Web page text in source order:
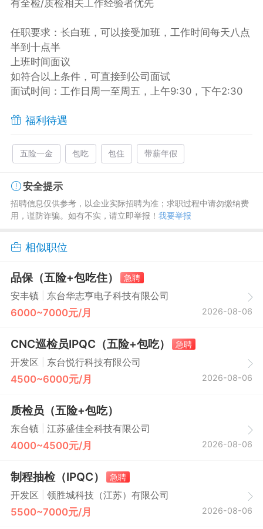
有全检/质检相关工作经验者优先
任职要求：长白班，可以接受加班，工作时间每天八点
半到十点半
上班时间面议
如符合以上条件，可直接到公司面试
面试时间：工作日周一至周五，上午9:30，下午2:30
福利待遇
五险一金 包吃 包住 带薪年假
安全提示
招聘信息仅供参考，以企业实际招聘为准；求职过程中请勿缴纳费
用，谨防诈骗。如有不实，请立即举报！ 我要举报
相似职位
品保（五险+包吃住）
急聘
安丰镇
东台华志亨电子科技有限公司
6000~7000元/月 2026-08-06
CNC巡检员IPQC（五险+包吃）
急聘
开发区
东台悦行科技有限公司
4500~6000元/月 2026-08-06
质检员（五险+包吃）
东台镇 江苏盛佳全科技有限公司
4000~4500元/月 2026-08-06
制程抽检（IPQC）
急聘
开发区
领胜城科技（江苏）有限公司
5500~7000元/月 2026-08-06